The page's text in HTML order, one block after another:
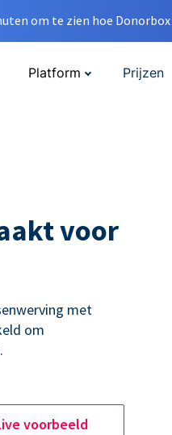
om te zien hoe
Platform Prijzen
voor
met
om
voorbeeld